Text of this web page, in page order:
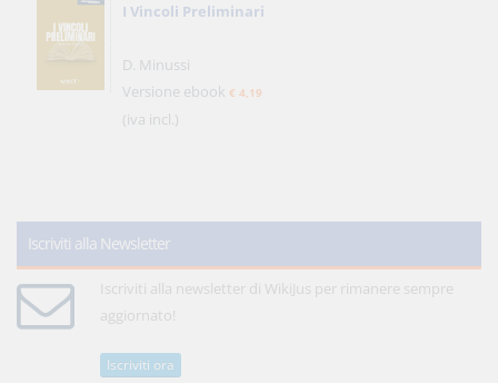
I Vincoli Preliminari
D. Minussi
Versione ebook € 4,19
(iva incl.)
Iscriviti alla Newsletter
Iscriviti alla newsletter di WikiJus per rimanere sempre
aggiornato!
Iscriviti ora